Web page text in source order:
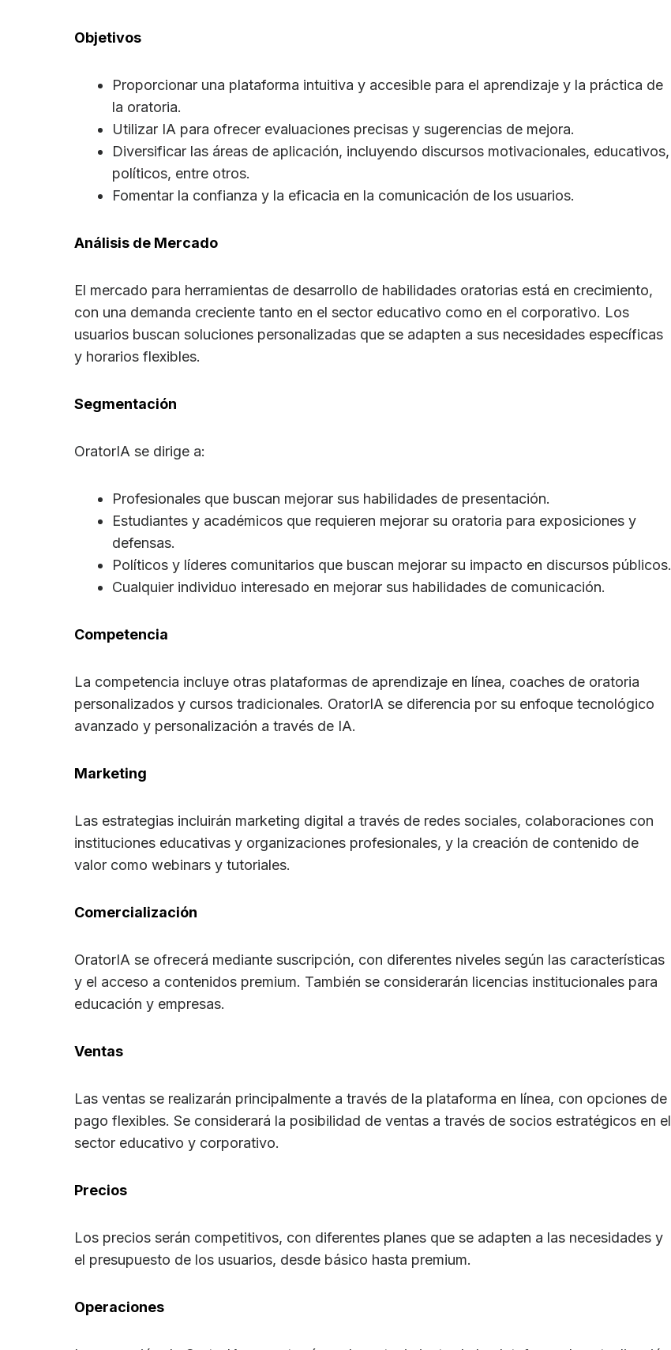
Objetivos
Proporcionar una plataforma intuitiva y accesible para el aprendizaje y la práctica de
la oratoria.
Utilizar IA para ofrecer evaluaciones precisas y sugerencias de mejora.
Diversificar las áreas de aplicación, incluyendo discursos motivacionales, educativos,
políticos, entre otros.
Fomentar la confianza y la eficacia en la comunicación de los usuarios.
Análisis de Mercado
El mercado para herramientas de desarrollo de habilidades oratorias está en crecimiento,
con una demanda creciente tanto en el sector educativo como en el corporativo. Los
usuarios buscan soluciones personalizadas que se adapten a sus necesidades específicas
y horarios flexibles.
Segmentación
OratorIA se dirige a:
Profesionales que buscan mejorar sus habilidades de presentación.
Estudiantes y académicos que requieren mejorar su oratoria para exposiciones y
defensas.
Políticos y líderes comunitarios que buscan mejorar su impacto en discursos públicos.
Cualquier individuo interesado en mejorar sus habilidades de comunicación.
Competencia
La competencia incluye otras plataformas de aprendizaje en línea, coaches de oratoria
personalizados y cursos tradicionales. OratorIA se diferencia por su enfoque tecnológico
avanzado y personalización a través de IA.
Marketing
Las estrategias incluirán marketing digital a través de redes sociales, colaboraciones con
instituciones educativas y organizaciones profesionales, y la creación de contenido de
valor como webinars y tutoriales.
Comercialización
OratorIA se ofrecerá mediante suscripción, con diferentes niveles según las características
y el acceso a contenidos premium. También se considerarán licencias institucionales para
educación y empresas.
Ventas
Las ventas se realizarán principalmente a través de la plataforma en línea, con opciones de
pago flexibles. Se considerará la posibilidad de ventas a través de socios estratégicos en el
sector educativo y corporativo.
Precios
Los precios serán competitivos, con diferentes planes que se adapten a las necesidades y
el presupuesto de los usuarios, desde básico hasta premium.
Operaciones